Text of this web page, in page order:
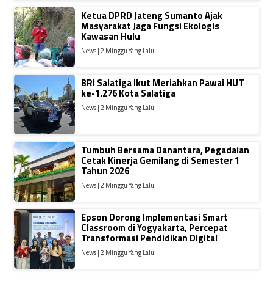
Ketua DPRD Jateng Sumanto Ajak
Masyarakat Jaga Fungsi Ekologis
Kawasan Hulu
News | 2 Minggu Yang Lalu
BRI Salatiga Ikut Meriahkan Pawai HUT
ke-1.276 Kota Salatiga
News | 2 Minggu Yang Lalu
Tumbuh Bersama Danantara, Pegadaian
Cetak Kinerja Gemilang di Semester 1
Tahun 2026
News | 2 Minggu Yang Lalu
Epson Dorong Implementasi Smart
Classroom di Yogyakarta, Percepat
Transformasi Pendidikan Digital
News | 2 Minggu Yang Lalu